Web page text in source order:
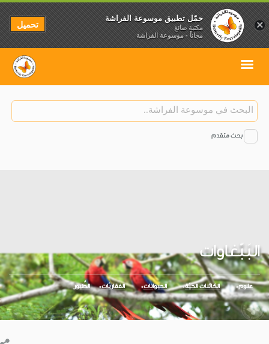
بحث متقدم
البَبّغاوات
علوم الكائنات الحيّة الحيوانات الفقاريّات الطُّيور
×
حمّل تطبيق موسوعة الفراشة
مكتبة صائغ
مجاناً - موسوعة الفراشة
تحميل